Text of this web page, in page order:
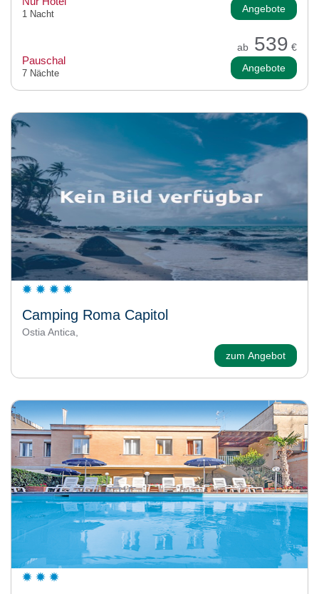
1 Nacht Angebote
ab 539 €
Pauschal
7 Nächte Angebote
Camping Roma Capitol
Ostia Antica,
zum Angebot